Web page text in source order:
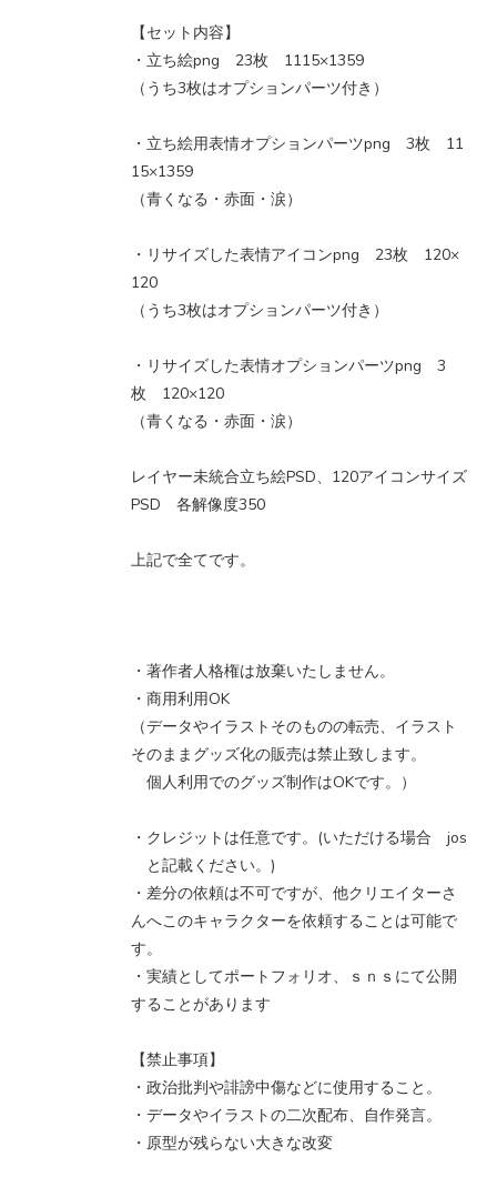
【セット内容】
・立ち絵png 23枚 1115×1359
（うち3枚はオプションパーツ付き）
・立ち絵用表情オプションパーツpng 3枚 11
15×1359
（青くなる・赤面・涙）
・リサイズした表情アイコンpng 23枚 120×
120
（うち3枚はオプションパーツ付き）
・リサイズした表情オプションパーツpng 3
枚 120×120
（青くなる・赤面・涙）
レイヤー未統合立ち絵PSD、120アイコンサイズ
PSD 各解像度350
上記で全てです。
・著作者人格権は放棄いたしません。
・商用利用OK
（データやイラストそのものの転売、イラスト
そのままグッズ化の販売は禁止致します。
個人利用でのグッズ制作はOKです。）
・クレジットは任意です。(いただける場合 jos
と記載ください。)
・差分の依頼は不可ですが、他クリエイターさ
んへこのキャラクターを依頼することは可能で
す。
・実績としてポートフォリオ、ｓｎｓにて公開
することがあります
【禁止事項】
・政治批判や誹謗中傷などに使用すること。
・データやイラストの二次配布、自作発言。
・原型が残らない大きな改変